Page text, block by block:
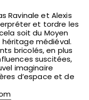
Ravinale et Alexis
et tordre les
soit du Moyen
héritage médiéval.
bricolés, en plus
suscitées,
imaginaire
d’espace et de